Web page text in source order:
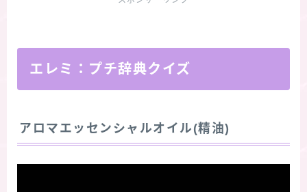
エレミ：プチ辞典クイズ
アロマエッセンシャルオイル(精油)